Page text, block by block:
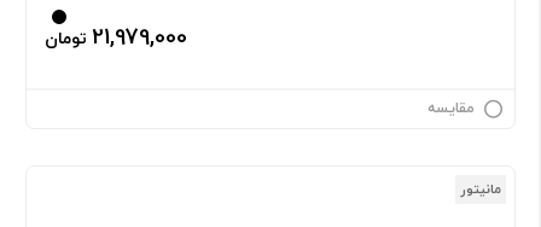
21,979,000 تومان
مقایسه
مانیتور